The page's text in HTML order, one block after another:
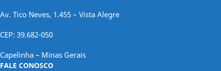
Av. Tico Neves, 1.455 – Vista Alegre
CEP: 39.682-050
Capelinha – Minas Gerais
FALE CONOSCO